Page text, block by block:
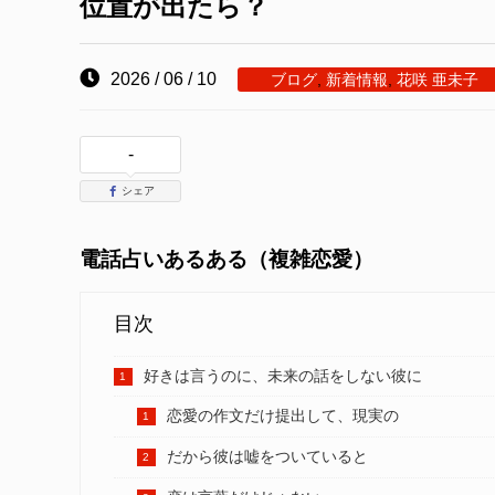
位置が出たら？
2026 / 06 / 10 ブログ 新着情報 花咲 亜未子
-
シェア
電話占いあるある（複雑恋愛）
目次
好きは言うのに、未来の話をしない彼に
恋愛の作文だけ提出して、現実の
だから彼は嘘をついていると